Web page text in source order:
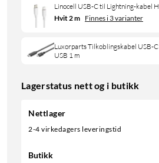
Linocell USB-C til Lightning-kabel
Hvit 2 m Finnes i 3 varianter
Luxorparts Tilkoblingskabel USB-
USB 1 m
Lagerstatus nett og i butikk
Nettlager
2-4 virkedagers leveringstid
Butikk